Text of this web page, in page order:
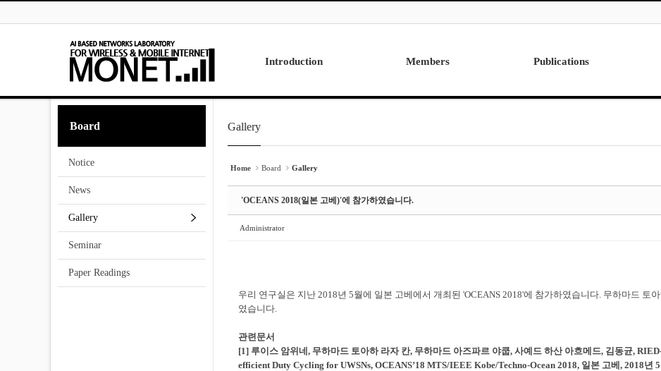
Introduction
Research
Contact Us
Members
Alumni
Publications
Board
Notice
News
Gallery
Seminar
Paper Readings
Gallery
Home Board Gallery
'OCEANS 2018(일본 고베)'에 참가하였습니다.
Administrator
우리 연구실은 지난 2018년 5월에 일본 고베에서 개최된 'OCEANS 2018'에 참가하였습니다. 무하마드 토
였습니다.​
관련문서
[1] 루이스 암위네, 무하마드 토아하 라자 칸, 무하마드 아즈파르 야쿱, 사예드 하산 아흐메드, 김동균,
efficient Duty Cycling for UWSNs, OCEANS’18 MTS/IEEE Kobe/Techno-Ocean 2018, 일본 고베, 2018년
Sketchbook5, 스케치북5
Sketchbook5, 스케치북5
Sketchbook5, 스케치북5
Sketchbook5, 스케치북5